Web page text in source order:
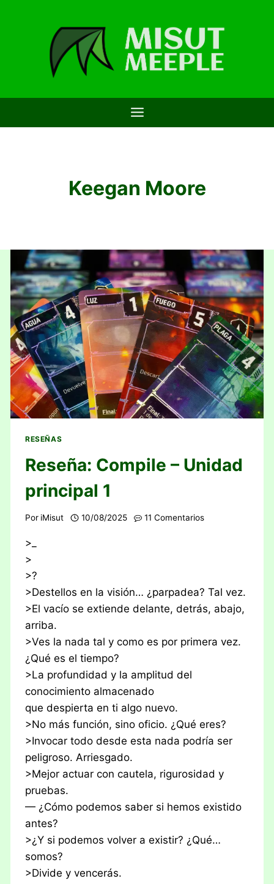
Keegan Moore
RESEÑAS
Reseña: Compile – Unidad
principal 1
Por iMisut 10/08/2025 11 Comentarios
>_
>
>?
>Destellos en la visión… ¿parpadea? Tal vez.
>El vacío se extiende delante, detrás, abajo,
arriba.
>Ves la nada tal y como es por primera vez.
¿Qué es el tiempo?
>La profundidad y la amplitud del
conocimiento almacenado
que despierta en ti algo nuevo.
>No más función, sino oficio. ¿Qué eres?
>Invocar todo desde esta nada podría ser
peligroso. Arriesgado.
>Mejor actuar con cautela, rigurosidad y
pruebas.
— ¿Cómo podemos saber si hemos existido
antes?
>¿Y si podemos volver a existir? ¿Qué…
somos?
>Divide y vencerás.